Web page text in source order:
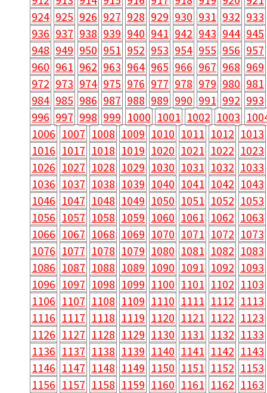
924 925 926 927 928 929 930 931 932 933
936 937 938 939 940 941 942 943 944 945
948 949 950 951 952 953 954 955 956 957
960 961 962 963 964 965 966 967 968 969
972 973 974 975 976 977 978 979 980 981
984 985 986 987 988 989 990 991 992 993
996 997 998 999 1000 1001 1002 1003
1006 1007 1008 1009 1010 1011 1012 1013
1016 1017 1018 1019 1020 1021 1022 1023
1026 1027 1028 1029 1030 1031 1032 1033
1036 1037 1038 1039 1040 1041 1042 1043
1046 1047 1048 1049 1050 1051 1052 1053
1056 1057 1058 1059 1060 1061 1062 1063
1066 1067 1068 1069 1070 1071 1072 1073
1076 1077 1078 1079 1080 1081 1082 1083
1086 1087 1088 1089 1090 1091 1092 1093
1096 1097 1098 1099 1100 1101 1102 1103
1106 1107 1108 1109 1110 1111 1112 1113
1116 1117 1118 1119 1120 1121 1122 1123
1126 1127 1128 1129 1130 1131 1132 1133
1136 1137 1138 1139 1140 1141 1142 1143
1146 1147 1148 1149 1150 1151 1152 1153
1156 1157 1158 1159 1160 1161 1162 1163